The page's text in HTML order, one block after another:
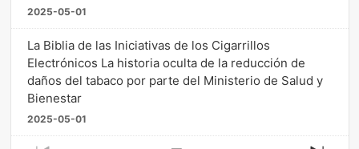
2025-05-01
La Biblia de las Iniciativas de los Cigarrillos
Electrónicos La historia oculta de la reducción de
daños del tabaco por parte del Ministerio de Salud y
Bienestar
2025-05-01